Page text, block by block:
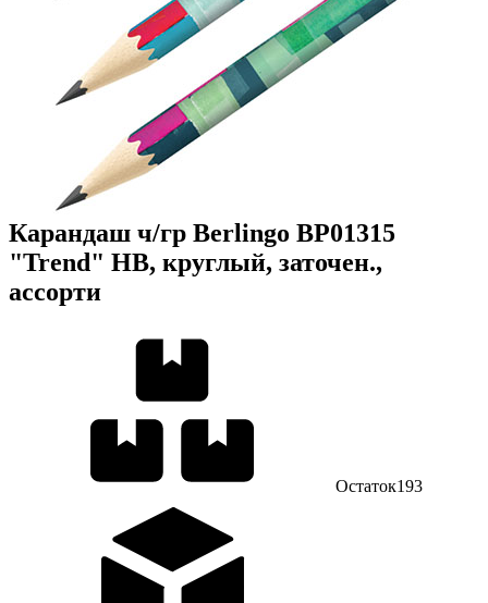
Карандаш ч/гр Berlingo BP01315
"Trend" HB, круглый, заточен.,
ассорти
Остаток193